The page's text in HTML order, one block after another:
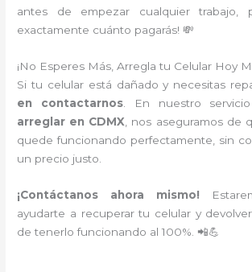
antes de empezar cualquier trabajo,
exactamente cuánto pagarás! 💸
¡No Esperes Más, Arregla tu Celular Hoy
Si tu celular está dañado y necesitas
en contactarnos. En nuestro
arreglar en CDMX , nos aseguramos de
quede funcionando perfectamente, sin
un precio justo.
¡Contáctanos ahora mismo!
ayudarte a recuperar tu celular y
de tenerlo funcionando al 100%. 📲💪